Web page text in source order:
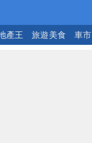
產王 旅遊美食 車市